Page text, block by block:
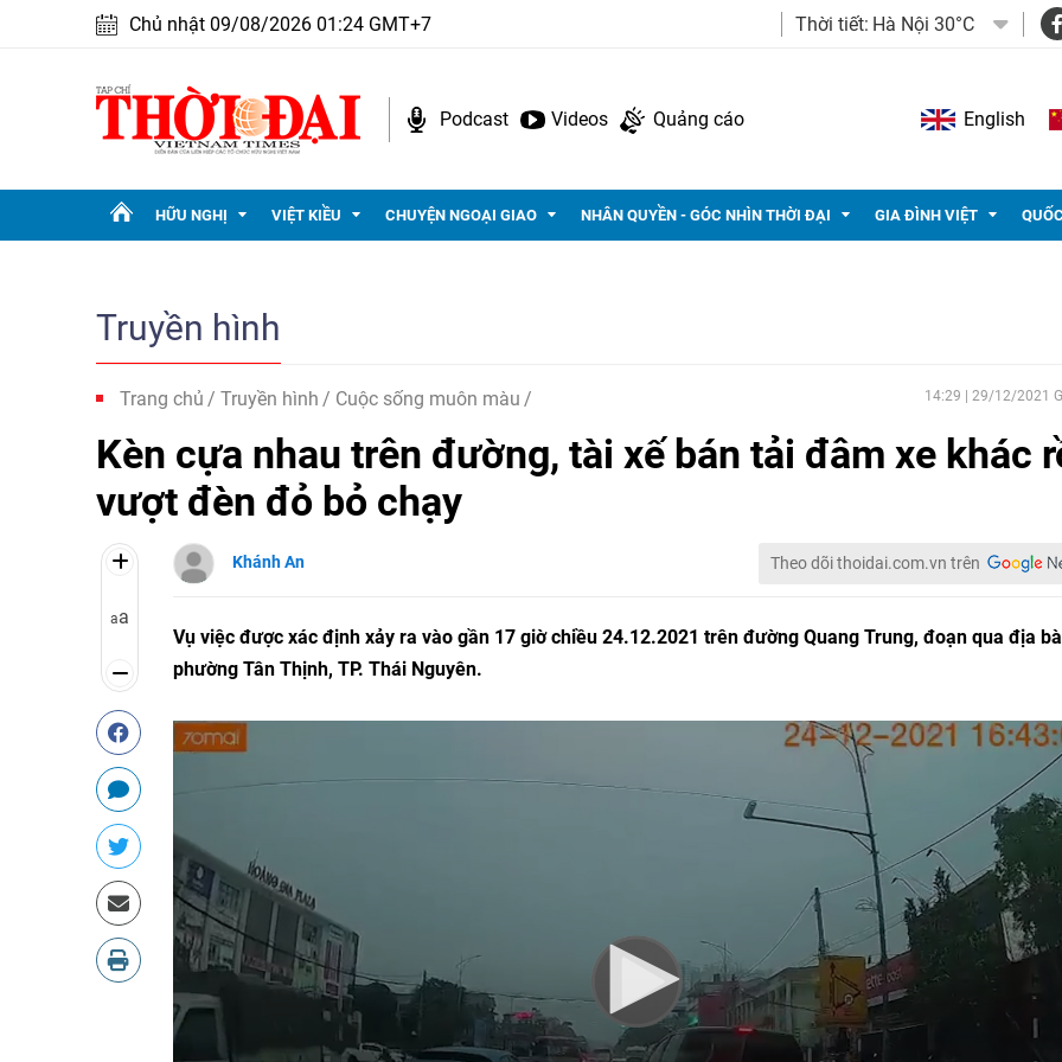
Chủ nhật 09/08/2026 01:24 GMT+7 Thời tiết: Hà Nội 30°C
Podcast Videos Quảng cáo English
HỮU NGHỊ VIỆT KIỀU CHUYỆN NGOẠI GIAO NHÂN QUYỀN - GÓC NHÌN THỜI ĐẠI GIA ĐÌNH VIỆT
Truyền hình
Trang chủ Truyền hình Cuộc sống muôn màu 14:29 | 29/12/2021
Kèn cựa nhau trên đường, tài xế bán tải đâm xe khác
vượt đèn đỏ bỏ chạy
aa
Khánh An Theo dõi thoidai.com.vn trên
Vụ việc được xác định xảy ra vào gần 17 giờ chiều 24.12.2021 trên đường Quang Trung, đoạn qua địa
phường Tân Thịnh, TP. Thái Nguyên.